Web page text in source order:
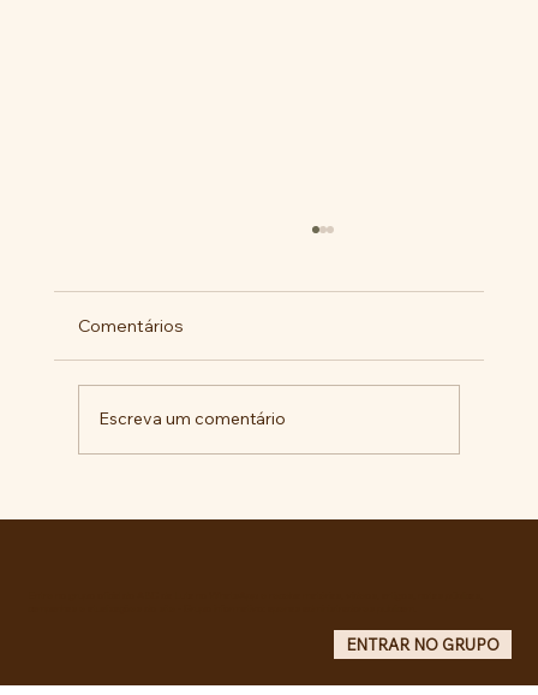
Comentários
Escreva um comentário
ENTRAR NO GRUPO